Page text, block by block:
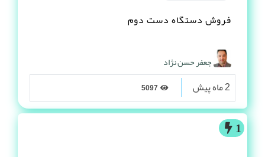
فروش دستگاه دست دوم
جعفر حسن نژاد
2 ماه پیش
1